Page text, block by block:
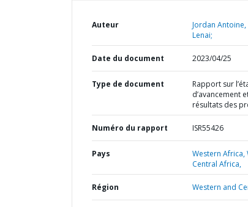
Auteur
Jordan Antoine,
Lenai;
Date du document 2023/04/25
Type de document
Rapport sur
d’avancement
résultats des
Numéro du rapport ISR55426
Pays Western Africa,
Central Africa,
Région Western and